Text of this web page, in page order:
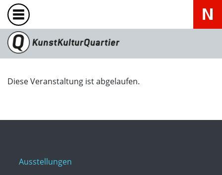
Diese Veranstaltung ist abgelaufen.
Ausstellungen